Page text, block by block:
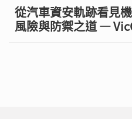
從汽車資安軌跡看見
風險與防禦之道 —